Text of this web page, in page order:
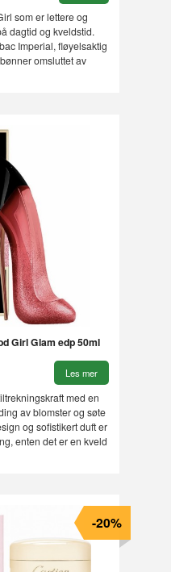
som er lettere og
dagtid og kveldstid.
Imperial, fløyelsaktig
omsluttet av
Girl Glam edp 50ml
Les mer
med en
av blomster og søte
og sofistikert duft er
enten det er en kveld
-20%